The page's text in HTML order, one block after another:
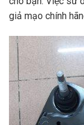
giả mạo chính